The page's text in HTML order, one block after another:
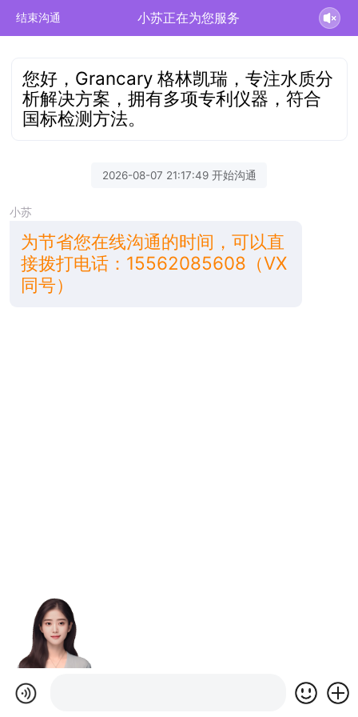
结束沟通 小苏正在为您服务
您好，Grancary 格林凯瑞，专注水质分
析解决方案，拥有多项专利仪器，符合
国标检测方法。
2026-08-07 21:17:49 开始沟通
小苏
为节省您在线沟通的时间，可以直
接拨打电话：15562085608（VX
同号）